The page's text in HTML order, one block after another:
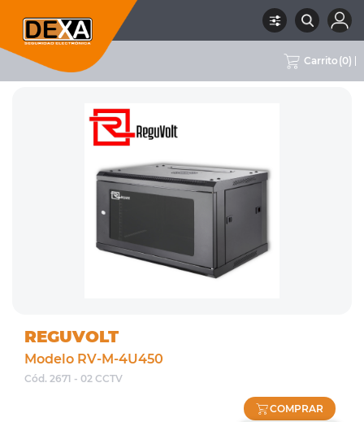
Carrito (0)
RUBRO SUBRUBRO REGUVOLT
REGUVOLT
Modelo RV-M-4U450
Cód. 2671 - 02 CCTV
COMPRAR